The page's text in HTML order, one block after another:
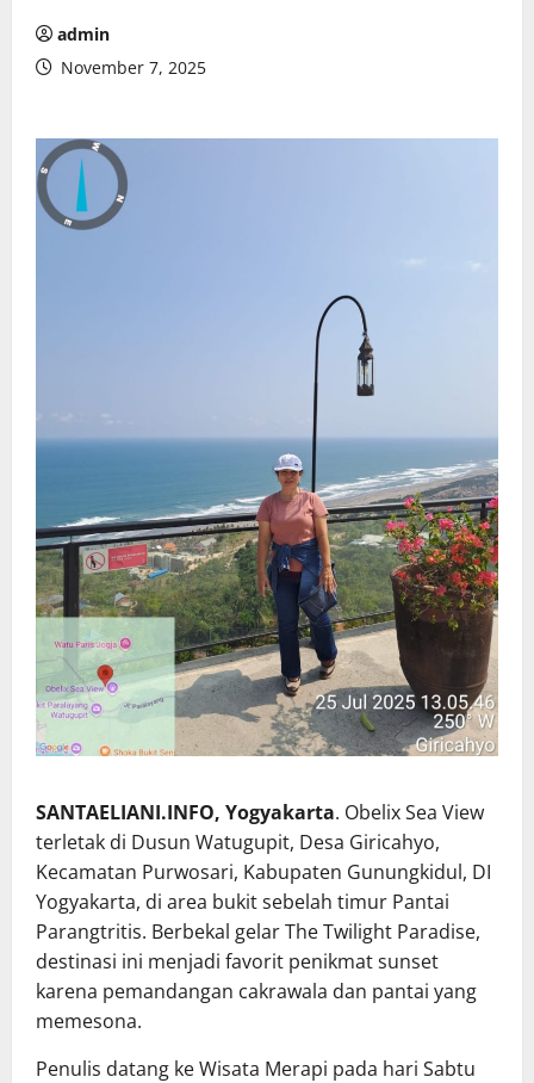
admin
November 7, 2025
SANTAELIANI.INFO, Yogyakarta. Obelix Sea View
terletak di Dusun Watugupit, Desa Giricahyo,
Kecamatan Purwosari, Kabupaten Gunungkidul, DI
Yogyakarta, di area bukit sebelah timur Pantai
Parangtritis. Berbekal gelar The Twilight Paradise,
destinasi ini menjadi favorit penikmat sunset
karena pemandangan cakrawala dan pantai yang
memesona.
Penulis datang ke Wisata Merapi pada hari Sabtu